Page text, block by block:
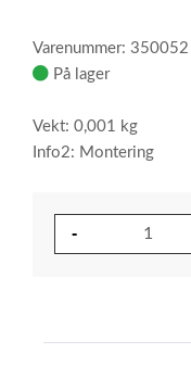
Varenummer: 350052
På lager
Vekt: 0,001 kg
Info2: Montering